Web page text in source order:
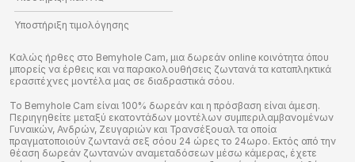
Υποστήριξη τιμολόγησης
Καλώς ήρθες στο Bemyhole Cam, μια δωρεάν online κοινότητα όπου
μπορείς να έρθεις και να παρακολουθήσεις ζωντανά τα καταπληκτικά
ερασιτέχνες μοντέλα μας σε διαδραστικά σόου.
Το Bemyhole Cam είναι 100% δωρεάν και η πρόσβαση είναι άμεση.
Περιηγηθείτε μεταξύ εκατοντάδων μοντέλων συμπεριλαμβανομένων
Γυναικών, Ανδρών, Ζευγαριών και Τρανσέξουαλ τα οποία
πραγματοποιούν ζωντανά σεξ σόου 24 ώρες το 24ωρο. Εκτός από την
θέαση δωρεάν ζωντανών αναμεταδόσεων μέσω κάμερας, έχετε